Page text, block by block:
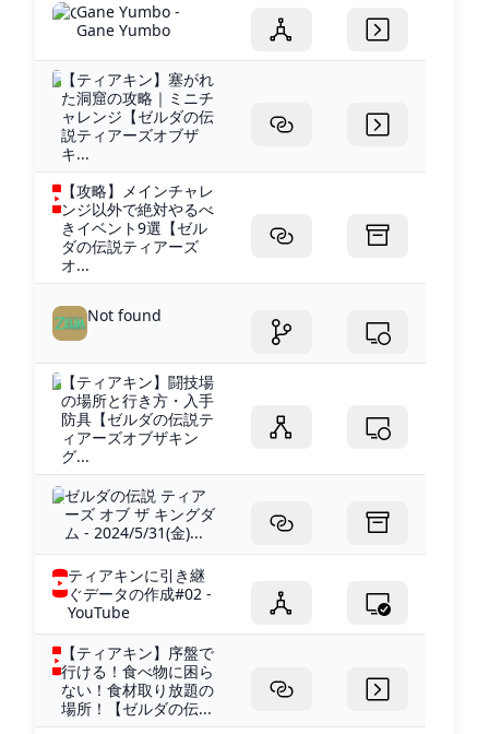
Gane Yumbo -
Gane Yumbo
【ティアキン】塞がれ
た洞窟の攻略｜ミニチ
ャレンジ【ゼルダの伝
説ティアーズオブザ
キ...
【攻略】メインチャレ
ンジ以外で絶対やるべ
きイベント9選【ゼル
ダの伝説ティアーズ
オ...
Not found
【ティアキン】闘技場
の場所と行き方・入手
防具【ゼルダの伝説テ
ィアーズオブザキン
グ...
ゼルダの伝説 ティア
ーズ オブ ザ キングダ
ム - 2024/5/31(金)...
ティアキンに引き継
ぐデータの作成#02 -
YouTube
【ティアキン】序盤で
行ける！食べ物に困ら
ない！食材取り放題の
場所！【ゼルダの伝...